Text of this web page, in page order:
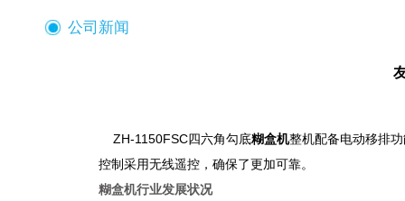
公司新闻
ZH-1150FSC四六角勾底糊盒机整机配备电动移排
控制采用无线遥控，确保了更加可靠。
糊盒机行业发展状况